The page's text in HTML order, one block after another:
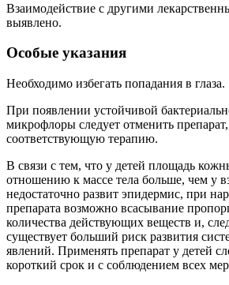
Взаимодействие с другими
выявлено.
Особые указания
Необходимо избегать попадания в глаза.
При появлении устойчивой
микрофлоры следует отменить препарат,
соответствующую терапию.
В связи с тем, что у детей площадь
отношению к массе тела больше, чем у
недостаточно развит эпидермис, при
препарата возможно всасывание
количества действующих веществ и,
существует больший риск развития
явлений. Применять препарат у детей
короткий срок и с соблюдением всех